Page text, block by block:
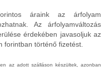
áraink az árfolyam
Az árfolyamváltozás
érdekében javasoljuk az
forintban történő fizetést.
az adott szálláson készültek, azonban